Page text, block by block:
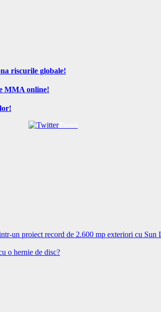
riscurile globale!
MMA online!
Tweet
un proiect record de 2.600 mp exteriori cu Sun
o hernie de disc?